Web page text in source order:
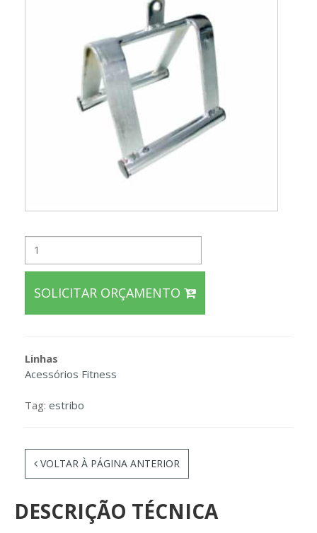
SOLICITAR ORÇAMENTO
Linhas
Acessórios Fitness
Tag: estribo
VOLTAR À PÁGINA ANTERIOR
DESCRIÇÃO TÉCNICA